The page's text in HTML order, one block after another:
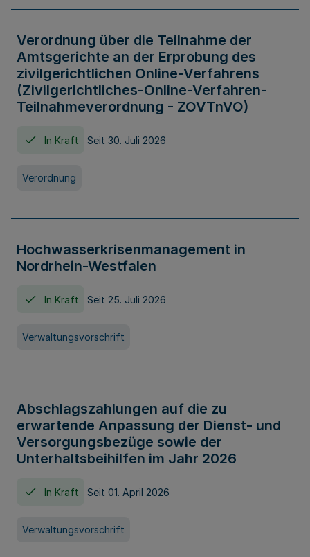
Verordnung über die Teilnahme der
Amtsgerichte an der Erprobung des
zivilgerichtlichen Online-Verfahrens
(Zivilgerichtliches-Online-Verfahren-
Teilnahmeverordnung - ZOVTnVO)
In Kraft Seit 30. Juli 2026
Verordnung
Hochwasserkrisenmanagement in
Nordrhein-Westfalen
In Kraft Seit 25. Juli 2026
Verwaltungsvorschrift
Abschlagszahlungen auf die zu
erwartende Anpassung der Dienst- und
Versorgungsbezüge sowie der
Unterhaltsbeihilfen im Jahr 2026
In Kraft Seit 01. April 2026
Verwaltungsvorschrift